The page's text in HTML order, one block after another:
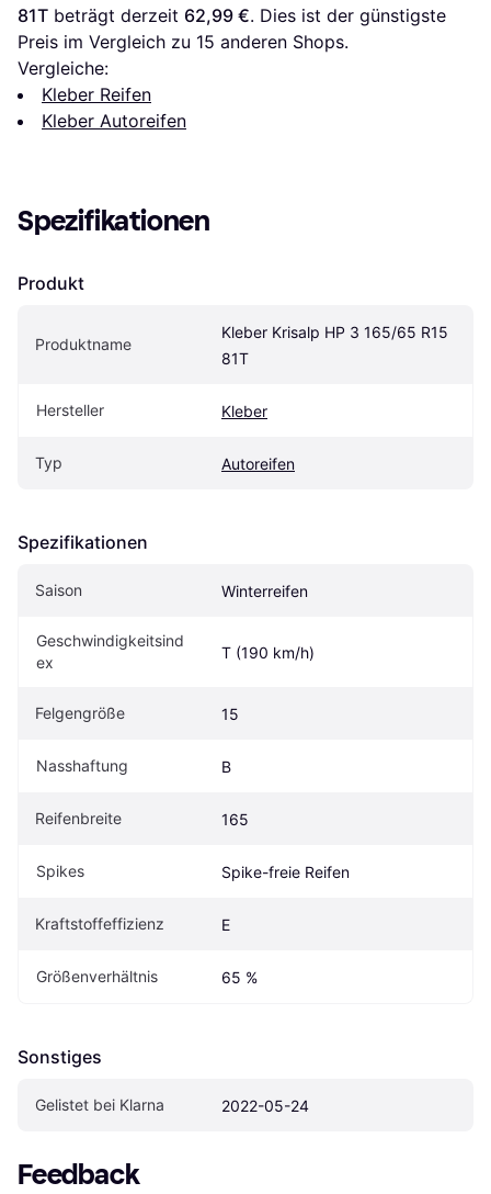
81T beträgt derzeit 62,99 €. Dies ist der günstigste
Preis im Vergleich zu 15 anderen Shops.
Vergleiche:
Kleber Reifen
Kleber Autoreifen
Spezifikationen
Produkt
Produktname
Kleber Krisalp HP 3 165/65 R15
81T
Hersteller Kleber
Typ Autoreifen
Spezifikationen
Saison Winterreifen
Geschwindigkeitsind
ex
T (190 km/h)
Felgengröße 15
Nasshaftung B
Reifenbreite 165
Spikes Spike-freie Reifen
Kraftstoffeffizienz E
Größenverhältnis 65 %
Sonstiges
Gelistet bei Klarna 2022-05-24
Feedback